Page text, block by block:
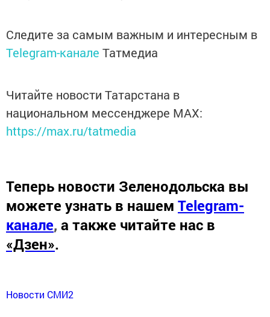
Следите за самым важным и интересным в
Telegram-канале Татмедиа
Читайте новости Татарстана в
национальном мессенджере MАХ:
https://max.ru/tatmedia
Теперь новости Зеленодольска вы
можете узнать в нашем Telegram-
канале, а также читайте нас в
«Дзен».
Новости СМИ2